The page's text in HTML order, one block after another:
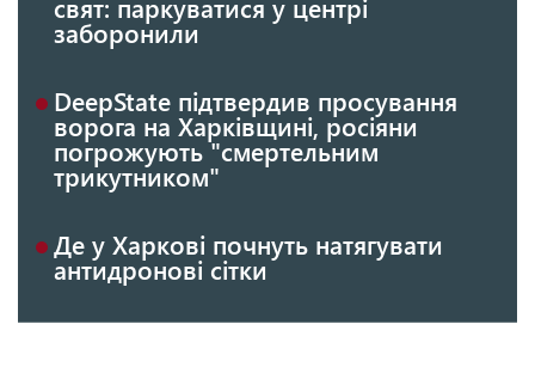
свят: паркуватися у центрі
заборонили
DeepState підтвердив просування
ворога на Харківщині, росіяни
погрожують "смертельним
трикутником"
Де у Харкові почнуть натягувати
антидронові сітки